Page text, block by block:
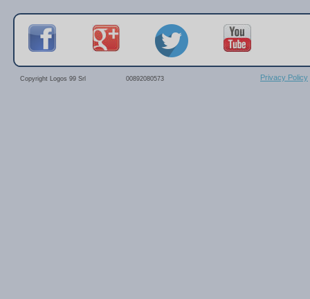
Copyright Logos 99 Srl 00892080573 Privacy Policy